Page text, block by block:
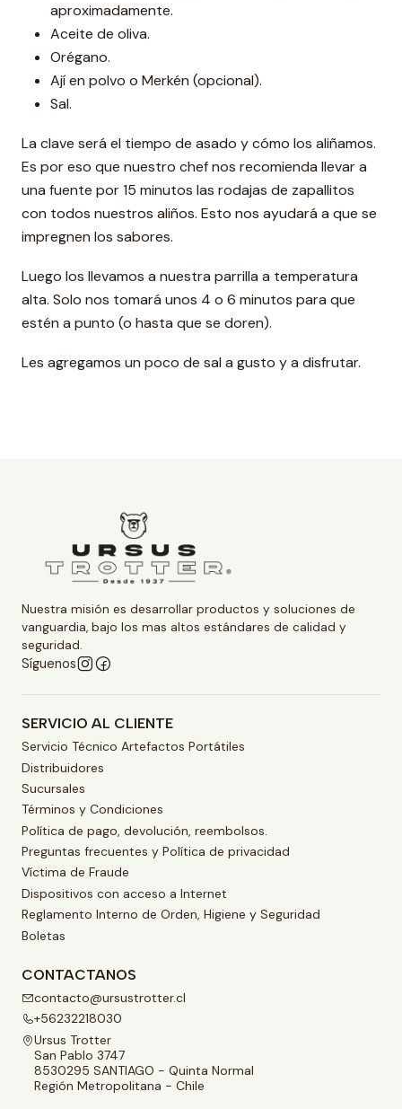
aproximadamente.
Aceite de oliva.
Orégano.
Ají en polvo o Merkén (opcional).
Sal.
La clave será el tiempo de asado y cómo los aliñamos.
Es por eso que nuestro chef nos recomienda llevar a
una fuente por 15 minutos las rodajas de zapallitos
con todos nuestros aliños. Esto nos ayudará a que se
impregnen los sabores.
Luego los llevamos a nuestra parrilla a temperatura
alta. Solo nos tomará unos 4 o 6 minutos para que
estén a punto (o hasta que se doren).
Les agregamos un poco de sal a gusto y a disfrutar.
Nuestra misión es desarrollar productos y soluciones de
vanguardia, bajo los mas altos estándares de calidad y
seguridad.
Síguenos
SERVICIO AL CLIENTE
Servicio Técnico Artefactos Portátiles
Distribuidores
Sucursales
Términos y Condiciones
Política de pago, devolución, reembolsos.
Preguntas frecuentes y Política de privacidad
Víctima de Fraude
Dispositivos con acceso a Internet
Reglamento Interno de Orden, Higiene y Seguridad
Boletas
CONTACTANOS
contacto@ursustrotter.cl
+56232218030
Ursus Trotter
San Pablo 3747
8530295 SANTIAGO - Quinta Normal
Región Metropolitana - Chile